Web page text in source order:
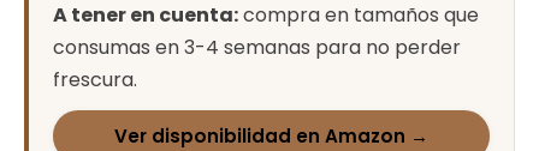
A tener en cuenta:compra en tamaños que
consumas en 3-4 semanas para no perder
frescura.
Ver disponibilidad en Amazon →